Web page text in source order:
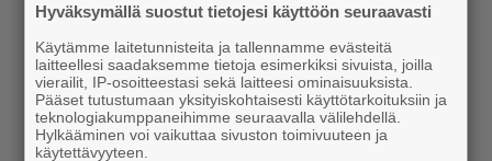
Hyväksymällä suostut tietojesi käyttöön seuraavasti
Käytämme laitetunnisteita ja tallennamme evästeitä
laitteellesi saadaksemme tietoja esimerkiksi sivuista, joilla
vierailit, IP-osoitteestasi sekä laitteesi ominaisuuksista.
Pääset tutustumaan yksityiskohtaisesti käyttötarkoituksiin ja
teknologiakumppaneihimme seuraavalla välilehdellä.
Hylkääminen voi vaikuttaa sivuston toimivuuteen ja
käytettävyyteen.